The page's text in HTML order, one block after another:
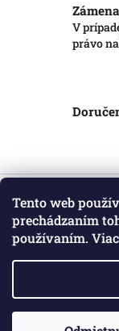
Tento web
prechádzaním
používaním.
Zámena
V
právo
Z
Informácie pre
Obchodné podmienky